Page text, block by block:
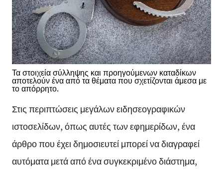
Τα στοιχεία σύλληψης και προηγούμενων καταδίκων
αποτελούν ένα από τα θέματα που σχετίζονται άμεσα με
το απόρρητο.
Στις περιπτώσεις μεγάλων ειδησεογραφικών
ιστοσελίδων, όπως αυτές των εφημερίδων, ένα
άρθρο που έχει δημοσιευτεί μπορεί να διαγραφεί
αυτόματα μετά από ένα συγκεκριμένο διάστημα,